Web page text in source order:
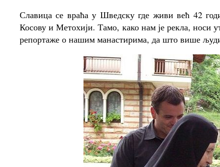
Славица се враћа у Шведску где живи већ 42
Косову и Метохији. Тамо, како нам је рекла, носи
репортаже о нашим манастирима, да што више